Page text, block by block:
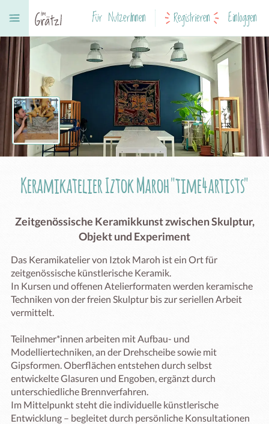
Für NutzerInnen Registrieren Einloggen
Keramikatelier Iztok Maroh "time4artists"
Zeitgenössische Keramikkunst zwischen Skulptur,
Objekt und Experiment
Das Keramikatelier von Iztok Maroh ist ein Ort für
zeitgenössische künstlerische Keramik.
In Kursen und offenen Atelierformaten werden keramische
Techniken von der freien Skulptur bis zur seriellen Arbeit
vermittelt.
Teilnehmer*innen arbeiten mit Aufbau- und
Modelliertechniken, an der Drehscheibe sowie mit
Gipsformen. Oberflächen entstehen durch selbst
entwickelte Glasuren und Engoben, ergänzt durch
unterschiedliche Brennverfahren.
Im Mittelpunkt steht die individuelle künstlerische
Entwicklung – begleitet durch persönliche Konsultationen